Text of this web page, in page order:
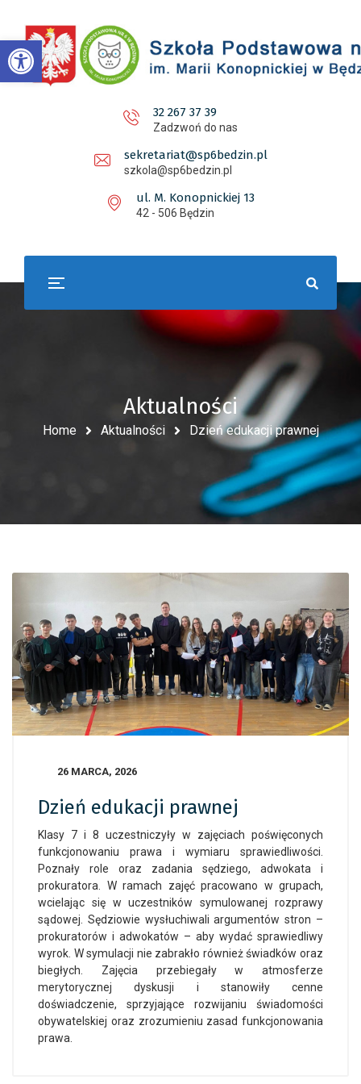
Otwórz pasek narzędzi
32 267 37 39
Zadzwoń do nas
sekretariat@sp6bedzin.pl
szkola@sp6bedzin.pl
ul. M. Konopnickiej 13
42 - 506 Będzin
Aktualności
Home Aktualności Dzień edukacji prawnej
26 MARCA, 2026
Dzień edukacji prawnej
Klasy 7 i 8 uczestniczyły w zajęciach poświęconych
funkcjonowaniu prawa i wymiaru sprawiedliwości.
Poznały role oraz zadania sędziego, adwokata i
prokuratora. W ramach zajęć pracowano w grupach,
wcielając się w uczestników symulowanej rozprawy
sądowej. Sędziowie wysłuchiwali argumentów stron –
prokuratorów i adwokatów – aby wydać sprawiedliwy
wyrok. W symulacji nie zabrakło również świadków oraz
biegłych. Zajęcia przebiegały w atmosferze
merytorycznej dyskusji i stanowiły cenne
doświadczenie, sprzyjające rozwijaniu świadomości
obywatelskiej oraz zrozumieniu zasad funkcjonowania
prawa.